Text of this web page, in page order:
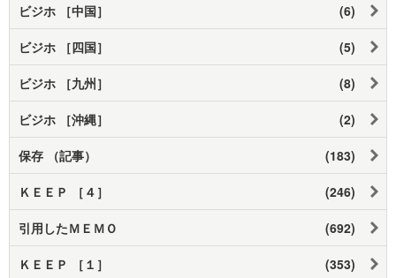
ビジホ ［中国］ (6)
ビジホ ［四国］ (5)
ビジホ ［九州］ (8)
ビジホ ［沖縄］ (2)
保存 （記事） (183)
ＫＥＥＰ ［４］ (246)
引用したＭＥＭＯ (692)
ＫＥＥＰ ［１］ (353)